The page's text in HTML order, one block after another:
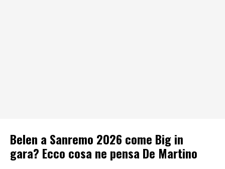
Belen a Sanremo 2026 come Big in
gara? Ecco cosa ne pensa De Martino